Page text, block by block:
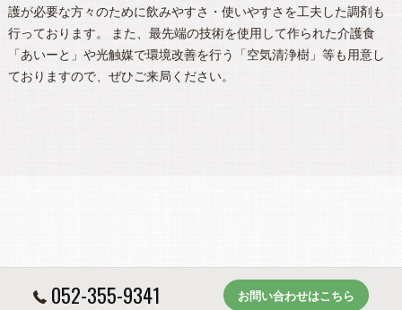
護が必要な方々のために飲みやすさ・使いやすさを工夫した調剤も
行っております。 また、最先端の技術を使用して作られた介護食
「あいーと」や光触媒で環境改善を行う「空気清浄樹」等も用意し
ておりますので、ぜひご来局ください。
052-355-9341 お問い合わせはこちら